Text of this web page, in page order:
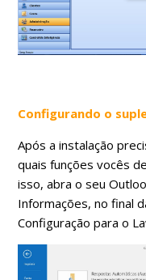
Configurando o
Após a instalação
quais funções vocês
isso, abra o seu
Informações, no final
Configuração para o